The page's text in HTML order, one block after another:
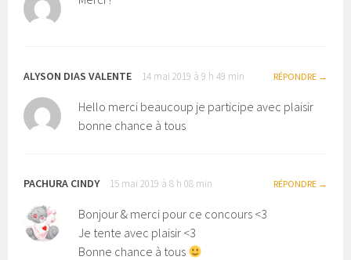
ALYSON DIAS VALENTE 14 mai 2019 à 9 h 49 min RÉPONDRE
Hello merci beaucoup je participe avec plaisir
bonne chance à tous
PACHURA CINDY 15 mai 2019 à 8 h 08 min RÉPONDRE
Bonjour & merci pour ce concours <3
Je tente avec plaisir <3
Bonne chance à tous